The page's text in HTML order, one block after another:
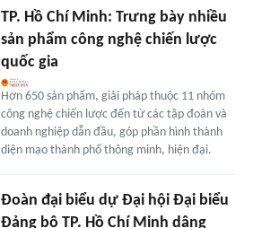
TP. Hồ Chí Minh: Trưng bày nhiều
sản phẩm công nghệ chiến lược
quốc gia
Hơn 650 sản phẩm, giải pháp thuộc 11 nhóm
công nghệ chiến lược đến từ các tập đoàn và
doanh nghiệp dẫn đầu, góp phần hình thành
diện mạo thành phố thông minh, hiện đại.
Đoàn đại biểu dự Đại hội Đại biểu
Đảng bộ TP. Hồ Chí Minh dâng